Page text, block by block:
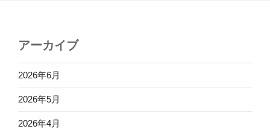
アーカイブ
2026年6月
2026年5月
2026年4月